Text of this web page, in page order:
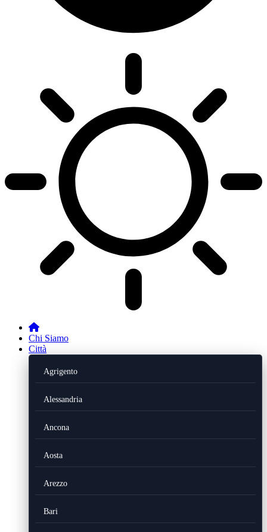
Chi Siamo
Città
Agrigento
Alessandria
Ancona
Aosta
Arezzo
Bari